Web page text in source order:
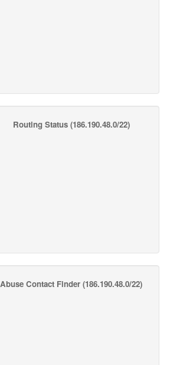
Routing Status(186.190.48.0/22)
Abuse Contact Finder (186.190.48.0/22)